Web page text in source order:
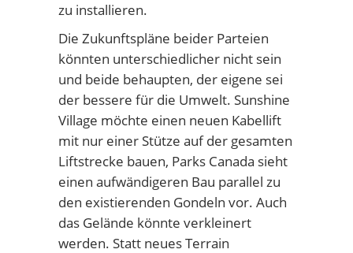
zu installieren.
Die Zukunftspläne beider Parteien
könnten unterschiedlicher nicht sein
und beide behaupten, der eigene sei
der bessere für die Umwelt. Sunshine
Village möchte einen neuen Kabellift
mit nur einer Stütze auf der gesamten
Liftstrecke bauen, Parks Canada sieht
einen aufwändigeren Bau parallel zu
den existierenden Gondeln vor. Auch
das Gelände könnte verkleinert
werden. Statt neues Terrain